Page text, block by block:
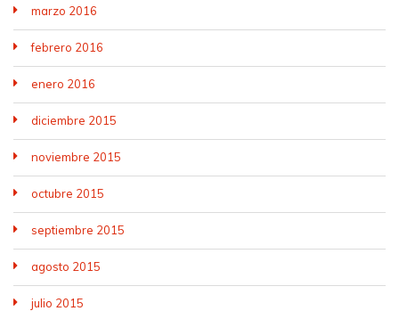
marzo 2016
febrero 2016
enero 2016
diciembre 2015
noviembre 2015
octubre 2015
septiembre 2015
agosto 2015
julio 2015